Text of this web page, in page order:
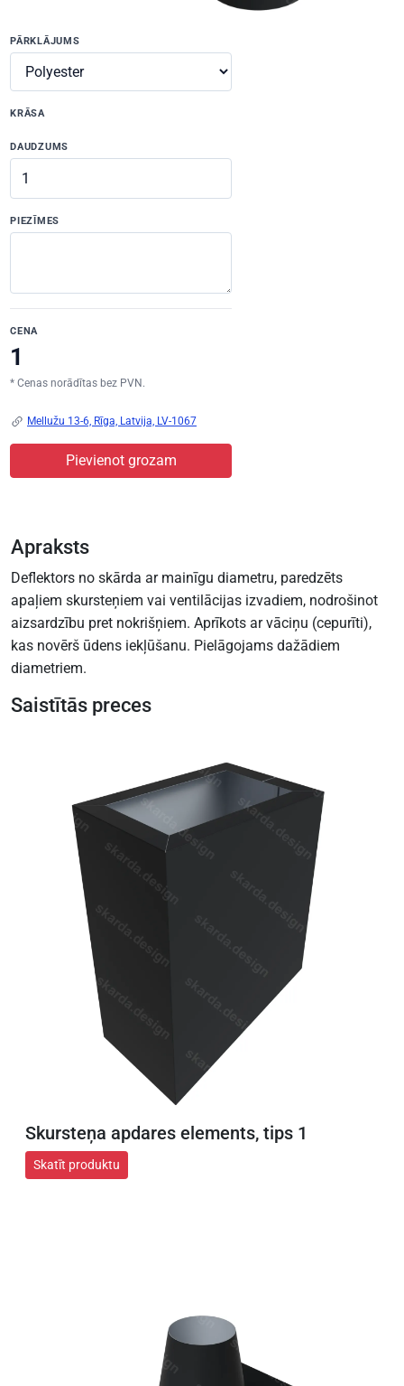
PĀRKLĀJUMS
KRĀSA
DAUDZUMS
PIEZĪMES
CENA
* Cenas norādītas bez PVN.
Mellužu 13-6, Rīga, Latvija, LV-1067
Pievienot grozam
Apraksts
Deflektors no skārda ar mainīgu diametru, paredzēts
apaļiem skursteņiem vai ventilācijas izvadiem, nodrošinot
aizsardzību pret nokrišņiem. Aprīkots ar vāciņu (cepurīti),
kas novērš ūdens iekļūšanu. Pielāgojams dažādiem
diametriem.
Saistītās preces
Skursteņa apdares elements, tips 1
Skatīt produktu